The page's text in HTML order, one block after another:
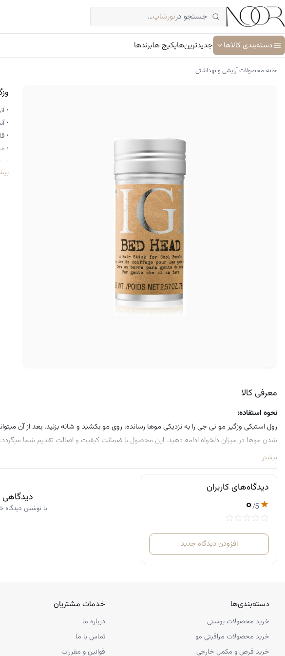
رفتن
به
محتوا
جستجو درنورشاپ…
دسته‌بندی کالاها جدیدترین‌هاپکیج هابرندها
خانه›محصولات آرایشی و بهداشتی
•
•
•
•
•
معرفی کالا
نحوه استفاده:
رول استیکی وزگیر مو تی جی را به نزدیکی موها رسانده، روی مو بکشید و شانه بزنید. بعد از آن
شدن موها در میزان دلخواه ادامه دهید. این محصول با ضمانت کیفیت و اصالت تقدیم شما میگردد.
بیشتر
دیدگاه‌های کاربران
۰/5
افزودن دیدگاه جدید
دیدگاهی
با نوشتن دیدگاه
دسته‌بندی‌ها
خرید محصولات پوستی
خرید محصولات مراقبتی مو
خرید قرص و مکمل خارجی
خدمات مشتریان
درباره ما
تماس با ما
قوانین و مقررات